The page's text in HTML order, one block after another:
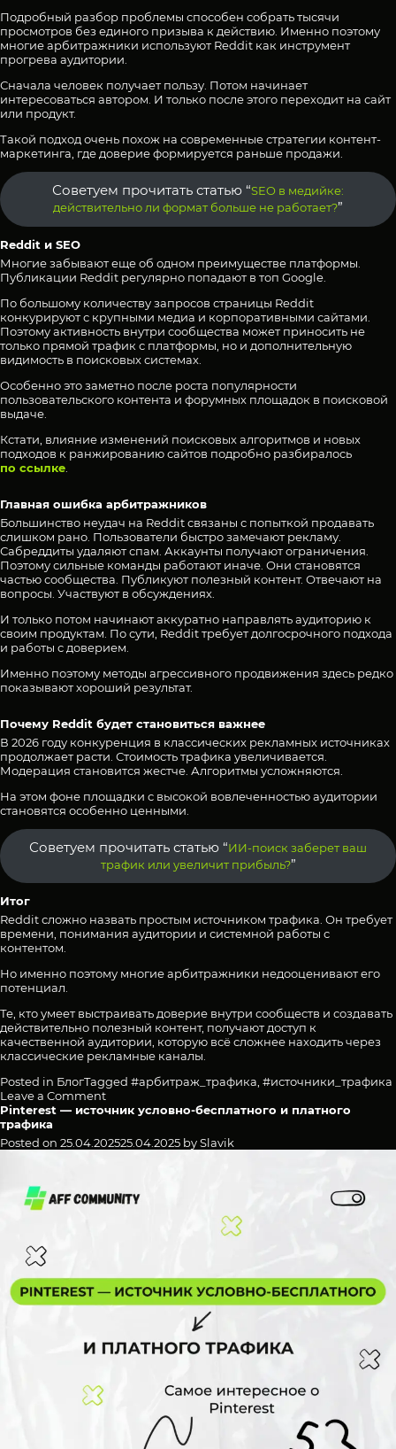
Подробный разбор проблемы способен собрать тысячи
просмотров без единого призыва к действию. Именно поэтому
многие арбитражники используют Reddit как инструмент
прогрева аудитории.
Сначала человек получает пользу. Потом начинает
интересоваться автором. И только после этого переходит на сайт
или продукт.
Такой подход очень похож на современные стратегии контент-
маркетинга, где доверие формируется раньше продажи.
Советуем прочитать статью “SEO в медийке:
действительно ли формат больше не работает?”
Reddit и SEO
Многие забывают еще об одном преимуществе платформы.
Публикации Reddit регулярно попадают в топ Google.
По большому количеству запросов страницы Reddit
конкурируют с крупными медиа и корпоративными сайтами.
Поэтому активность внутри сообщества может приносить не
только прямой трафик с платформы, но и дополнительную
видимость в поисковых системах.
Особенно это заметно после роста популярности
пользовательского контента и форумных площадок в поисковой
выдаче.
Кстати, влияние изменений поисковых алгоритмов и новых
подходов к ранжированию сайтов подробно разбиралось
по ссылке
Главная ошибка арбитражников
Большинство неудач на Reddit связаны с попыткой продавать
слишком рано. Пользователи быстро замечают рекламу.
Сабреддиты удаляют спам. Аккаунты получают ограничения.
Поэтому сильные команды работают иначе. Они становятся
частью сообщества. Публикуют полезный контент. Отвечают на
вопросы. Участвуют в обсуждениях.
И только потом начинают аккуратно направлять аудиторию к
своим продуктам. По сути, Reddit требует долгосрочного подхода
и работы с доверием.
Именно поэтому методы агрессивного продвижения здесь редко
показывают хороший результат.
Почему Reddit будет становиться важнее
В 2026 году конкуренция в классических рекламных источниках
продолжает расти. Стоимость трафика увеличивается.
Модерация становится жестче. Алгоритмы усложняются.
На этом фоне площадки с высокой вовлеченностью аудитории
становятся особенно ценными.
Советуем прочитать статью “ИИ-поиск заберет ваш
трафик или увеличит прибыль?”
Итог
Reddit сложно назвать простым источником трафика. Он требует
времени, понимания аудитории и системной работы с
контентом.
Но именно поэтому многие арбитражники недооценивают его
потенциал.
Те, кто умеет выстраивать доверие внутри сообществ и создавать
действительно полезный контент, получают доступ к
качественной аудитории, которую всё сложнее находить через
классические рекламные каналы.
Posted in БлогTagged #арбитраж_трафика, #источники_трафика
Leave a Commenton
Reddit
источник
трафика
Pinterest — источник условно-бесплатного и платного
трафика
Posted on 25.04.202525.04.2025 bySlavik